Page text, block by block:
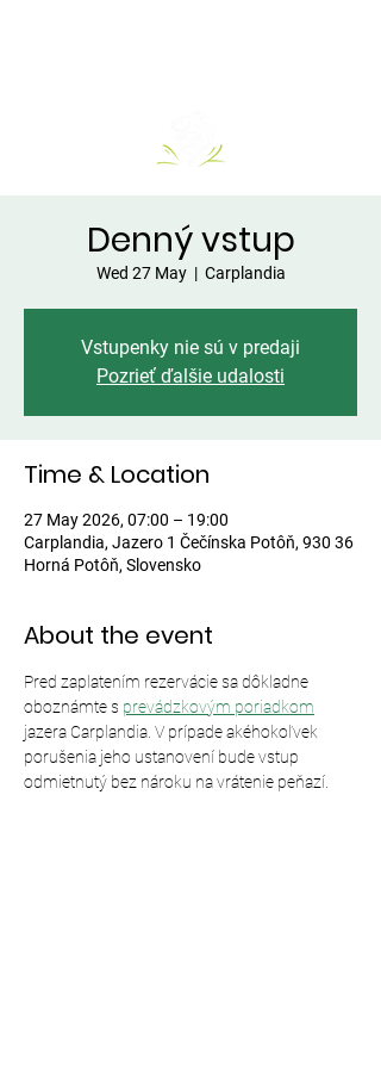
Denný vstup
Wed 27 May
  |
Carplandia
Vstupenky nie sú v predaji
Pozrieť ďalšie udalosti
Time & Location
27 May 2026, 07:00 – 19:00
Carplandia, Jazero 1 Čečínska Potôň, 930 36
Horná Potôň, Slovensko
About the event
Pred zaplatením rezervácie sa dôkladne
oboznámte s prevádzkovým poriadkom
jazera Carplandia. V prípade akéhokoľvek
porušenia jeho ustanovení bude vstup
odmietnutý bez nároku na vrátenie peňazí.